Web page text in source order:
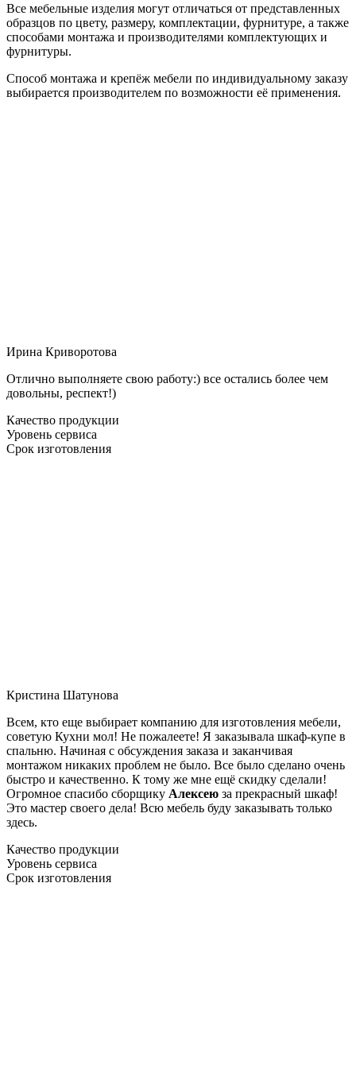
Все мебельные изделия могут отличаться от представленных
образцов по цвету, размеру, комплектации, фурнитуре, а также
способами монтажа и производителями комплектующих и
фурнитуры.
Способ монтажа и крепёж мебели по индивидуальному заказу
выбирается производителем по возможности её применения.
Ирина Криворотова
Отлично выполняете свою работу:) все остались более чем
довольны, респект!)
Качество продукции
Уровень сервиса
Срок изготовления
Кристина Шатунова
Всем, кто еще выбирает компанию для изготовления мебели,
советую Кухни мол! Не пожалеете! Я заказывала шкаф-купе в
спальню. Начиная с обсуждения заказа и заканчивая
монтажом никаких проблем не было. Все было сделано очень
быстро и качественно. К тому же мне ещё скидку сделали!
Огромное спасибо сборщику Алексею за прекрасный шкаф!
Это мастер своего дела! Всю мебель буду заказывать только
здесь.
Качество продукции
Уровень сервиса
Срок изготовления